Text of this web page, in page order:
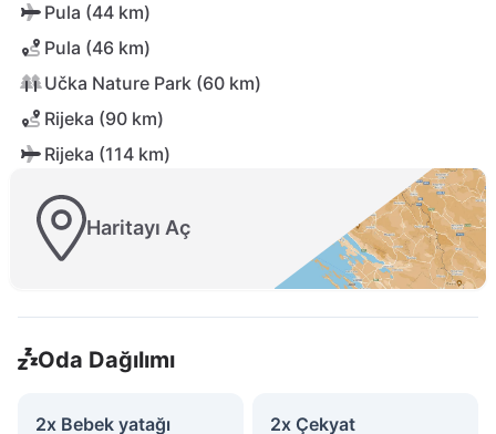
Pula (44 km)
Pula (46 km)
Učka Nature Park (60 km)
Rijeka (90 km)
Rijeka (114 km)
Haritayı Aç
Oda Dağılımı
2x Bebek yatağı 2x Çekyat